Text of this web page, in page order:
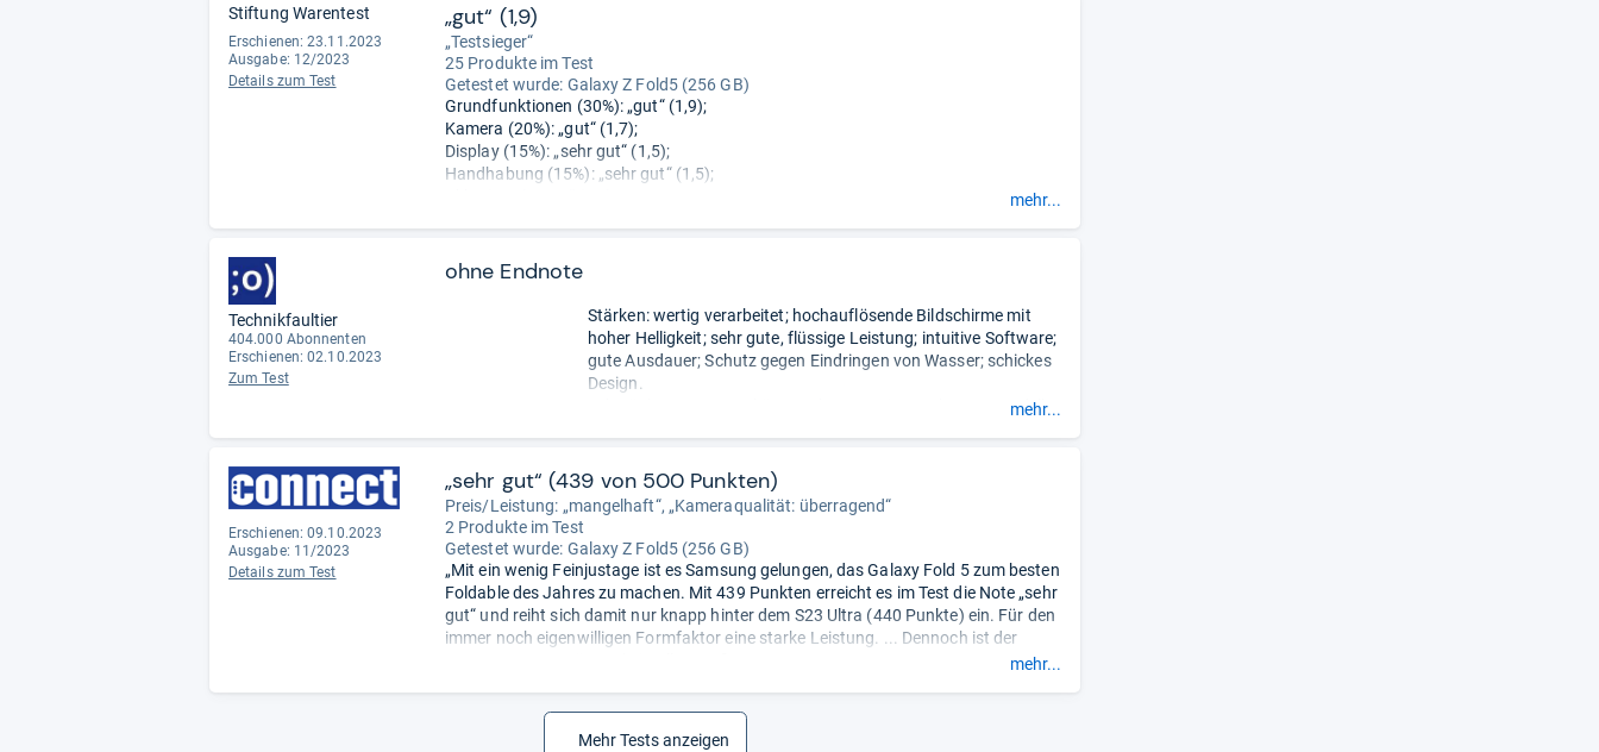
Stiftung Warentest
Erschienen: 23.11.2023
Ausgabe: 12/2023
Details zum Test
„gut“ (1,9)
„Testsieger“
25 Produkte im Test
Getestet wurde: Galaxy Z Fold5 (256 GB)
Grundfunktionen (30%): „gut“ (1,9);
Kamera (20%): „gut“ (1,7);
Display (15%): „sehr gut“ (1,5);
Handhabung (15%): „sehr gut“ (1,5);
mehr...
Technikfaultier
404.000 Abonnenten
Erschienen: 02.10.2023
Zum Test
ohne Endnote
Stärken: wertig verarbeitet; hochauflösende Bildschirme mit
hoher Helligkeit; sehr gute, flüssige Leistung; intuitive Software;
gute Ausdauer; Schutz gegen Eindringen von Wasser; schickes
Design.
Schwächen: Kameras könnten besser sein; Konkurrenzmodelle
mehr...
Erschienen: 09.10.2023
Ausgabe: 11/2023
Details zum Test
„sehr gut“ (439 von 500 Punkten)
Preis/Leistung: „mangelhaft“, „Kameraqualität: überragend“
2 Produkte im Test
Getestet wurde: Galaxy Z Fold5 (256 GB)
„Mit ein wenig Feinjustage ist es Samsung gelungen, das Galaxy Fold 5 zum besten
Foldable des Jahres zu machen. Mit 439 Punkten erreicht es im Test die Note „sehr
gut“ und reiht sich damit nur knapp hinter dem S23 Ultra (440 Punkte) ein. Für den
immer noch eigenwilligen Formfaktor eine starke Leistung. ... Dennoch ist der
mehr...
Mehr Tests anzeigen